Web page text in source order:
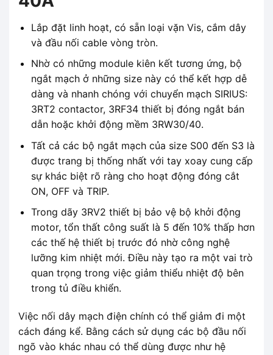
Lắp đặt linh hoạt, có sẵn loại vặn Vis, cắm dây
và đầu nối cable vòng tròn.
Nhờ có những module kiên kết tương ứng, bộ
ngắt mạch ở những size này có thể kết hợp dễ
dàng và nhanh chóng với chuyển mạch SIRIUS:
3RT2 contactor, 3RF34 thiết bị đóng ngắt bán
dẫn hoặc khởi động mềm 3RW30/40.
Tất cả các bộ ngắt mạch của size S00 đến S3 là
được trang bị thống nhất với tay xoay cung cấp
sự khác biệt rõ ràng cho hoạt động đóng cắt
ON, OFF và TRIP.
Trong dãy 3RV2 thiết bị bảo vệ bộ khởi động
motor, tổn thất công suất là 5 đến 10% thấp hơn
các thế hệ thiết bị trước đó nhờ công nghệ
lưỡng kim nhiệt mới. Điều này tạo ra một vai trò
quan trọng trong việc giảm thiểu nhiệt độ bên
trong tủ điều khiển.
Việc nối dây mạch điện chính có thể giảm đi một
cách đáng kể. Bằng cách sử dụng các bộ đầu nối
ngõ vào khác nhau có thể dùng được như hệ